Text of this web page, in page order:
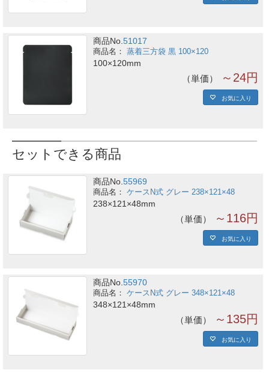
商品No.51017
蒸着三方袋 黒 100×120
100×120mm
単価 ～24円
お気に入り
セットできる商品
商品No.55969
ケースN式 グレー 238×121×48
238×121×48mm
単価 ～116円
お気に入り
商品No.55970
ケースN式 グレー 348×121×48
348×121×48mm
単価 ～135円
お気に入り